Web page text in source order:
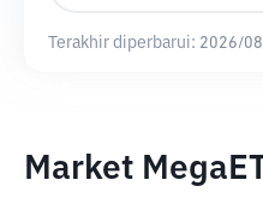
Terakhir diperbarui: 2026/
Market